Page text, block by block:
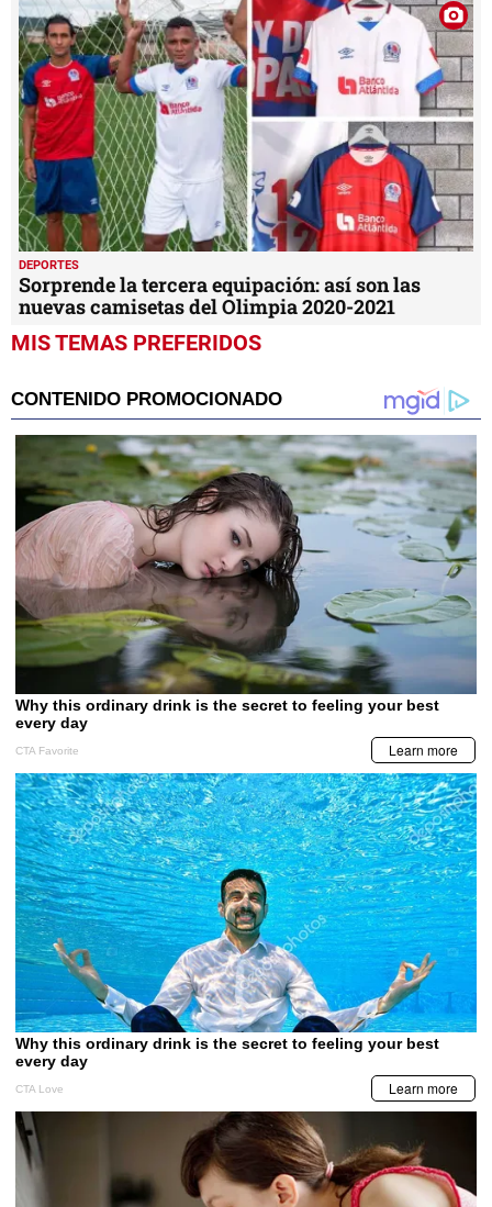
DEPORTES
Sorprende la tercera equipación: así son las
nuevas camisetas del Olimpia 2020-2021
MIS TEMAS PREFERIDOS